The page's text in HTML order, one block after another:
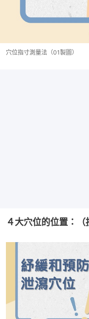
穴位指寸測量法（01製圖）
４大穴位的位置：（